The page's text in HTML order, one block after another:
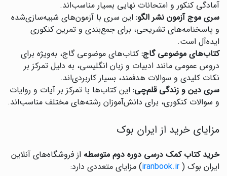
آمادگی کنکور و امتحانات نهایی بسیار مناسب‌اند.
سری موج آزمون نشر الگو: این سری با آزمون‌های شبیه‌سازی‌شده
و پاسخنامه‌های تشریحی، برای جمع‌بندی و تمرین کنکوری
ایده‌آل است.
کتاب‌های موضوعی گاج: کتاب‌های موضوعی گاج، به‌ویژه برای
دروس عمومی مانند ادبیات و زبان انگلیسی، به دلیل تمرکز بر
نکات کلیدی و سوالات هدفمند، بسیار کاربردی‌اند.
سری دین و زندگی قلم‌چی: این کتاب‌ها با تمرکز بر آیات و روایات
و سوالات کنکوری، برای دانش‌آموزان رشته‌های مختلف مناسب‌اند.
مزایای خرید از ایران بوک
خرید کتاب کمک درسی دوره دوم متوسطه از فروشگاه‌های آنلاین
ایران بوک ( iranbook.ir) مزایای متعددی دارد: